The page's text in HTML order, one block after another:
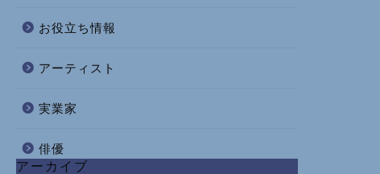
お役立ち情報
アーティスト
実業家
俳優
アーカイブ